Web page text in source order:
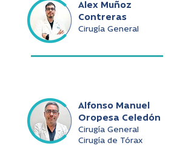
Alex Muñoz
Contreras
Cirugía General
Alfonso Manuel
Oropesa Celedón
Cirugía General
Cirugía de Tórax